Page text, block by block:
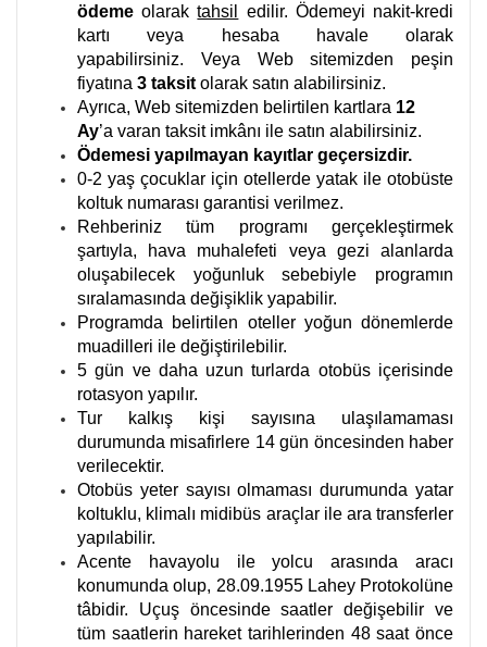
ödeme olaraktahsil
edilir. Ödemeyi nakit-kredi
kartı veya hesaba havale olarak
yapabilirsiniz. Veya Web sitemizden peşin
fiyatına 3 taksit olarak satın alabilirsiniz.
Ayrıca, Web sitemizden belirtilen kartlara 12
Ay’a varan taksit imkânı ile satın alabilirsiniz.
Ödemesi yapılmayan kayıtlar geçersizdir.
0-2 yaş çocuklar için otellerde yatak ile otobüste
koltuk numarası garantisi verilmez.
Rehberiniz tüm programı gerçekleştirmek
şartıyla, hava muhalefeti veya gezi alanlarda
oluşabilecek yoğunluk sebebiyle programın
sıralamasında değişiklik yapabilir.
Programda belirtilen oteller yoğun dönemlerde
muadilleri ile değiştirilebilir.
5 gün ve daha uzun turlarda otobüs içerisinde
rotasyon yapılır.
Tur kalkış kişi sayısına ulaşılamaması
durumunda misafirlere 14 gün öncesinden haber
verilecektir.
Otobüs yeter sayısı olmaması durumunda yatar
koltuklu, klimalı midibüs araçlar ile ara transferler
yapılabilir.
Acente havayolu ile yolcu arasında aracı
konumunda olup, 28.09.1955 Lahey Protokolüne
tâbidir. Uçuş öncesinde saatler değişebilir ve
tüm saatlerin hareket tarihlerinden 48 saat önce